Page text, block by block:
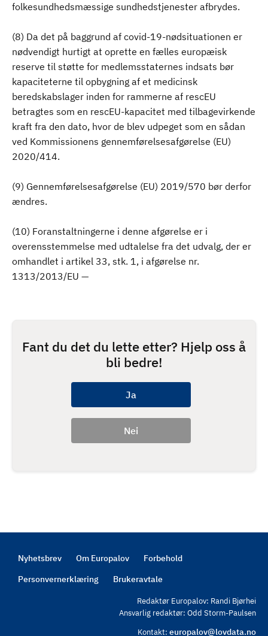
folkesundhedsmæssige sundhedstjenester afbrydes.
(8) Da det på baggrund af covid-19-nødsituationen er
nødvendigt hurtigt at oprette en fælles europæisk
reserve til støtte for medlemsstaternes indsats bør
kapaciteterne til opbygning af et medicinsk
beredskabslager inden for rammerne af rescEU
betragtes som en rescEU-kapacitet med tilbagevirkende
kraft fra den dato, hvor de blev udpeget som en sådan
ved Kommissionens gennemførelsesafgørelse (EU)
2020/414.
(9) Gennemførelsesafgørelse (EU) 2019/570 bør derfor
ændres.
(10) Foranstaltningerne i denne afgørelse er i
overensstemmelse med udtalelse fra det udvalg, der er
omhandlet i artikel 33, stk. 1, i afgørelse nr.
1313/2013/EU —
Fant du det du lette etter? Hjelp oss å
bli bedre!
Footer
Nyhetsbrev Om Europalov
Forbehold
Personvernerklæring
Brukeravtale
Redaktør Europalov: Randi Bjørhei
Ansvarlig redaktør: Odd Storm-Paulsen
Kontakt: europalov@lovdata.no